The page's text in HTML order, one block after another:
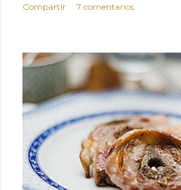
Compartir 7 comentarios